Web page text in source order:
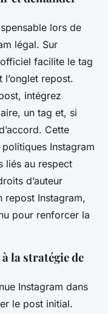
lors de
légal. Sur
facilite le tag
repost.
intégrez
un tag et, si
Cette
Instagram
liés au respect
d’auteur
repost Instagram,
pour renforcer la
la stratégie de
Instagram dans
le post initial.